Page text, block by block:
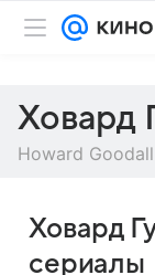
Ховард
Howard Goodall
Ховард
сериалы